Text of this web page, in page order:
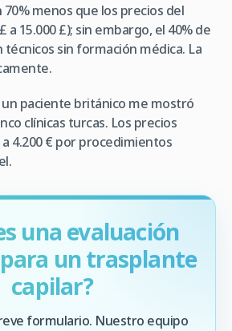
menos que los precios del
a 15.000 £); sin embargo, el 40% de
técnicos sin formación médica. La
un paciente británico me mostró
clínicas turcas. Los precios
4.200 € por procedimientos
una evaluación
un trasplante
capilar?
formulario. Nuestro equipo